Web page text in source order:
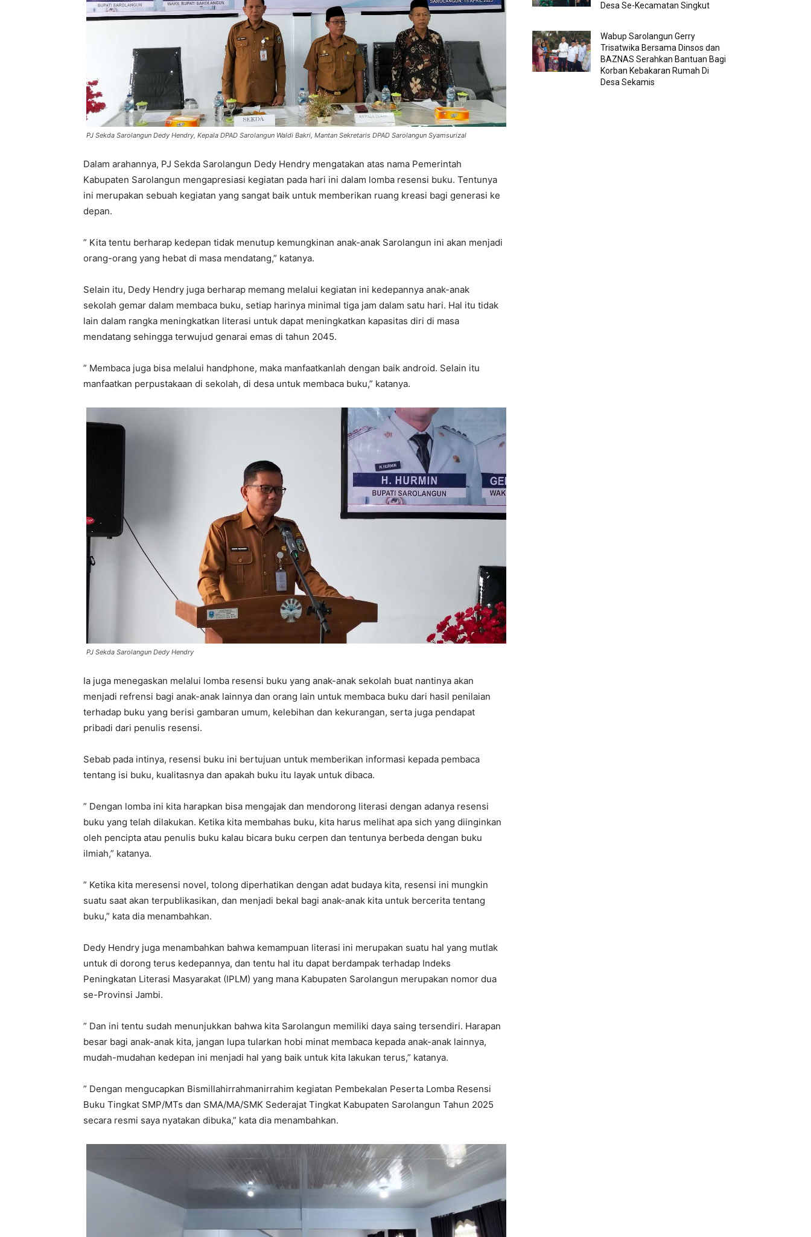
PJ Sekda Sarolangun Dedy Hendry, Kepala DPAD Sarolangun Waldi Bakri, Mantan Sekretaris DPAD Sarolangun Syamsurizal
Dalam arahannya, PJ Sekda Sarolangun Dedy Hendry mengatakan atas nama Pemerintah
Kabupaten Sarolangun mengapresiasi kegiatan pada hari ini dalam lomba resensi buku. Tentunya
ini merupakan sebuah kegiatan yang sangat baik untuk memberikan ruang kreasi bagi generasi ke
depan.
” Kita tentu berharap kedepan tidak menutup kemungkinan anak-anak Sarolangun ini akan menjadi
orang-orang yang hebat di masa mendatang,” katanya.
Selain itu, Dedy Hendry juga berharap memang melalui kegiatan ini kedepannya anak-anak
sekolah gemar dalam membaca buku, setiap harinya minimal tiga jam dalam satu hari. Hal itu tidak
lain dalam rangka meningkatkan literasi untuk dapat meningkatkan kapasitas diri di masa
mendatang sehingga terwujud genarai emas di tahun 2045.
” Membaca juga bisa melalui handphone, maka manfaatkanlah dengan baik android. Selain itu
manfaatkan perpustakaan di sekolah, di desa untuk membaca buku,” katanya.
PJ Sekda Sarolangun Dedy Hendry
Ia juga menegaskan melalui lomba resensi buku yang anak-anak sekolah buat nantinya akan
menjadi refrensi bagi anak-anak lainnya dan orang lain untuk membaca buku dari hasil penilaian
terhadap buku yang berisi gambaran umum, kelebihan dan kekurangan, serta juga pendapat
pribadi dari penulis resensi.
Sebab pada intinya, resensi buku ini bertujuan untuk memberikan informasi kepada pembaca
tentang isi buku, kualitasnya dan apakah buku itu layak untuk dibaca.
” Dengan lomba ini kita harapkan bisa mengajak dan mendorong literasi dengan adanya resensi
buku yang telah dilakukan. Ketika kita membahas buku, kita harus melihat apa sich yang diinginkan
oleh pencipta atau penulis buku kalau bicara buku cerpen dan tentunya berbeda dengan buku
ilmiah,” katanya.
” Ketika kita meresensi novel, tolong diperhatikan dengan adat budaya kita, resensi ini mungkin
suatu saat akan terpublikasikan, dan menjadi bekal bagi anak-anak kita untuk bercerita tentang
buku,” kata dia menambahkan.
Dedy Hendry juga menambahkan bahwa kemampuan literasi ini merupakan suatu hal yang mutlak
untuk di dorong terus kedepannya, dan tentu hal itu dapat berdampak terhadap Indeks
Peningkatan Literasi Masyarakat (IPLM) yang mana Kabupaten Sarolangun merupakan nomor dua
se-Provinsi Jambi.
” Dan ini tentu sudah menunjukkan bahwa kita Sarolangun memiliki daya saing tersendiri. Harapan
besar bagi anak-anak kita, jangan lupa tularkan hobi minat membaca kepada anak-anak lainnya,
mudah-mudahan kedepan ini menjadi hal yang baik untuk kita lakukan terus,” katanya.
” Dengan mengucapkan Bismillahirrahmanirrahim kegiatan Pembekalan Peserta Lomba Resensi
Buku Tingkat SMP/MTs dan SMA/MA/SMK Sederajat Tingkat Kabupaten Sarolangun Tahun 2025
secara resmi saya nyatakan dibuka,” kata dia menambahkan.
Desa Se-Kecamatan Singkut
Wabup Sarolangun Gerry
Trisatwika Bersama Dinsos dan
BAZNAS Serahkan Bantuan Bagi
Korban Kebakaran Rumah Di
Desa Sekamis